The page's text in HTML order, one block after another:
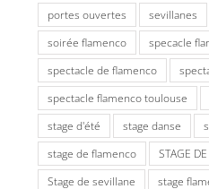
portes ouvertes
sevillanes
soirée flamenco
specacle
spectacle de flamenco
spectacle flamenco toulouse
stage d'été
stage danse
stage de flamenco
STAGE
Stage de sevillane
stage